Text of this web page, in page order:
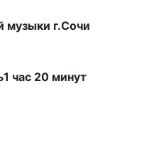
музыки г.Сочи
час 20 минут